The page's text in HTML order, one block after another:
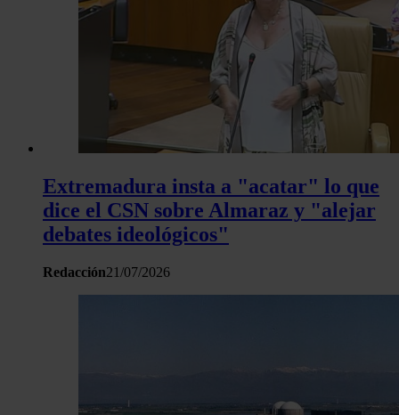
Extremadura insta a "acatar" lo que
dice el CSN sobre Almaraz y "alejar
debates ideológicos"
Redacción21/07/2026